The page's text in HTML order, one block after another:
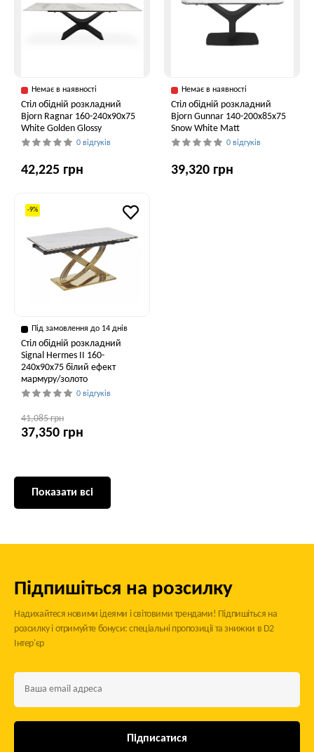
Немає в наявності
Стіл обідній розкладний
Bjorn Ragnar 160-240х90х75
White Golden Glossy
0 відгуків
42,225 грн
Немає в наявності
Стіл обідній розкладний
Bjorn Gunnar 140-200х85х75
Snow White Matt
0 відгуків
39,320 грн
-9%
Під замовлення до 14 днів
Стіл обідній розкладний
Signal Hermes II 160-
240x90x75 білий ефект
мармуру/золото
0 відгуків
41,085 грн
37,350 грн
Показати всі
Підпишіться на розсилку
Надихайтеся новими ідеями і світовими трендами! Підпишіться на
розсилку і отримуйте бонуси: спеціальні пропозиції та знижки в D2
Інтер'єр
Підписатися